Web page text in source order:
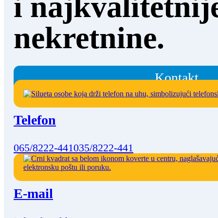
nekretnine.
Kontakt
Telefon
065/8222-441035/8222-441
E-mail